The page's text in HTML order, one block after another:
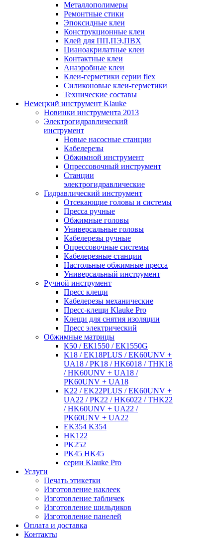
Металлополимеры
Ремонтные стики
Эпоксидные клеи
Конструкционные клеи
Клей для ПП,ПЭ,ПВХ
Цианоакрилатные клеи
Контактные клеи
Анаэробные клеи
Клеи-герметики серии flex
Силиконовые клеи-герметики
Технические составы
Немецкий инструмент Klauke
Новинки инструмента 2013
Электрогидравлический
инструмент
Новые насосные станции
Кабелерезы
Обжимной инструмент
Опрессовочный инструмент
Станции
электрогидравлические
Гидравлический инструмент
Отсекающие головы и системы
Пресса ручные
Обжимные головы
Универсальные головы
Кабелерезы ручные
Опрессовочные системы
Кабелерезные станции
Настольные обжимные пресса
Универсальный инструмент
Ручной инструмент
Пресс клещи
Кабелерезы механические
Пресс-клещи Klauke Pro
Клещи для снятия изоляции
Пресс электрический
Обжимные матрицы
К50 / ЕК1550 / ЕК1550G
K18 / EK18PLUS / EK60UNV +
UA18 / PK18 / HK6018 / THK18
/ HK60UNV + UA18 /
PK60UNV + UA18
K22 / EK22PLUS / EK60UNV +
UA22 / PK22 / HK6022 / THK22
/ HK60UNV + UA22 /
PK60UNV + UA22
EK354 K354
HK122
PK252
PK45 HK45
серии Klauke Pro
Услуги
Печать этикетки
Изготовление наклеек
Изготовление табличек
Изготовление шильдиков
Изготовление панелей
Оплата и доставка
Контакты